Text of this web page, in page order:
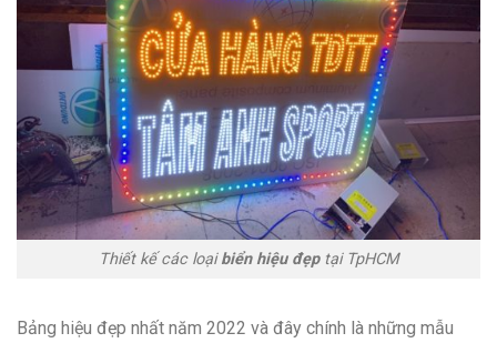
Thiết kế các loạibiển hiệu đẹptại TpHCM
Bảng hiệu đẹp nhất năm 2022 và đây chính là những mẫu